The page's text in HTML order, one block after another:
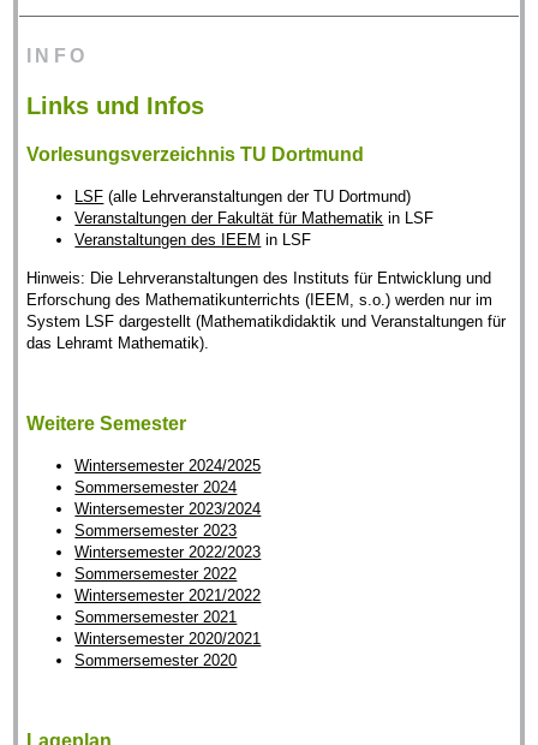
INFO
Links und Infos
Vorlesungsverzeichnis TU Dortmund
LSF (alle Lehrveranstaltungen der TU Dortmund)
Veranstaltungen der Fakultät für Mathematik in LSF
Veranstaltungen des IEEM in LSF
Hinweis: Die Lehrveranstaltungen des Instituts für Entwicklung und
Erforschung des Mathematikunterrichts (IEEM, s.o.) werden nur im
System LSF dargestellt (Mathematikdidaktik und Veranstaltungen für
das Lehramt Mathematik).
Weitere Semester
Wintersemester 2024/2025
Sommersemester 2024
Wintersemester 2023/2024
Sommersemester 2023
Wintersemester 2022/2023
Sommersemester 2022
Wintersemester 2021/2022
Sommersemester 2021
Wintersemester 2020/2021
Sommersemester 2020
Lageplan